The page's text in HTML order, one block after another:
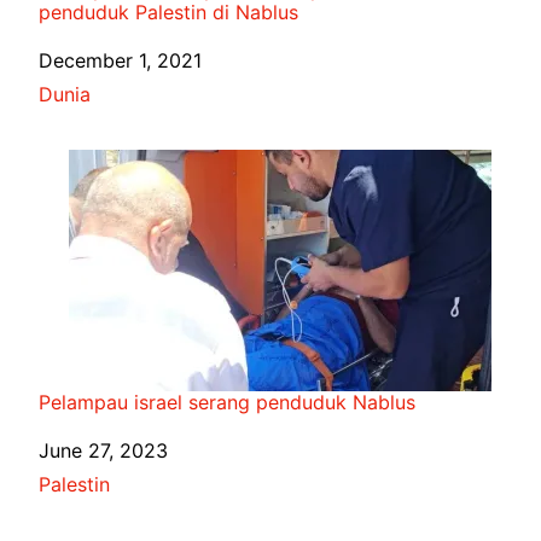
penduduk Palestin di Nablus
Date
December 1, 2021
In relation to
Dunia
Pelampau israel serang penduduk Nablus
Date
June 27, 2023
In relation to
Palestin